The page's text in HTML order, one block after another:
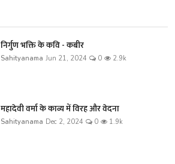
निर्गुण भक्ति के कवि - कबीर
Sahityanama Jun 21, 2024 0 2.9k
महादेवी वर्मा के काव्य में विरह और वेदना
Sahityanama Dec 2, 2024 0 1.9k